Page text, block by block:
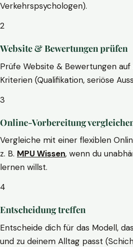
Verkehrspsychologen).
2
Website & Bewertungen prüfen
Prüfe Website & Bewertungen
Kriterien (Qualifikation, seriöse
3
Online-Vorbereitung
Vergleiche mit einer flexiblen
z. B. MPU Wissen, wenn du
lernen willst.
4
Entscheidung treffen
Entscheide dich für das Modell,
und zu deinem Alltag passt